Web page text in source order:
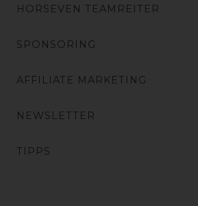
HORSEVEN TEAMREITER
SPONSORING
AFFILIATE MARKETING
NEWSLETTER
TIPPS